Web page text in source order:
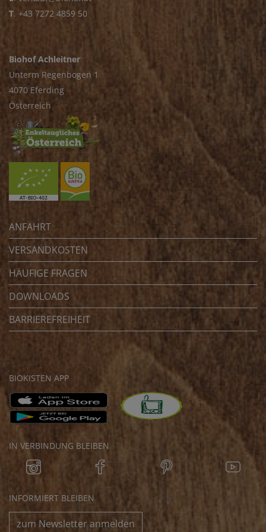
T. +43 7272 4859 50
Biohof Achleitner
Unterm Regenbogen 1
4070 Eferding
Österreich
ANFAHRT
VERSANDKOSTEN
HÄUFIGE FRAGEN
DOWNLOADS
BARRIEREFREIHEIT
BIOKISTEN APP
IN VERBINDUNG BLEIBEN
INFORMIERT BLEIBEN
zum Newsletter anmelden